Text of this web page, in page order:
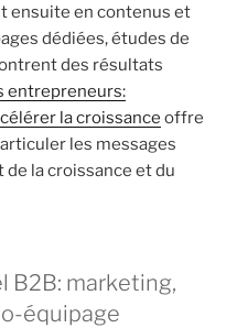
ensuite en contenus et
dédiées, études de
des résultats
entrepreneurs:
la croissance offre
les messages
de la croissance et du
B2B: marketing,
équipage